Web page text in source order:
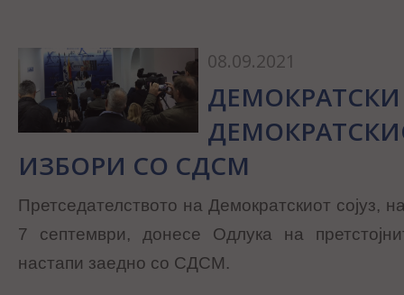
08.09.2021
ДЕМОКРАТСКИ
ИЗБОРИ СО СДСМ
Претседателството на Демократскиот сојуз,
7 септември, донесе Одлука на
настапи заедно со СДСМ.